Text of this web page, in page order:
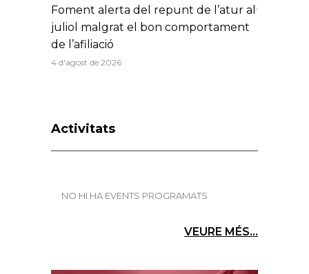
Foment alerta del repunt de l’atur al
juliol malgrat el bon comportament
de l’afiliació
4 d'agost de 2026
Activitats
NO HI HA EVENTS PROGRAMATS
VEURE MÉS...